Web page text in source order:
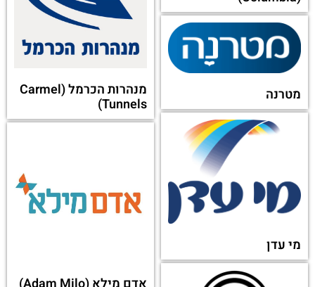
מגזין אפוק
מטח
מגזין נשים
סיפור חוזר
לאישה